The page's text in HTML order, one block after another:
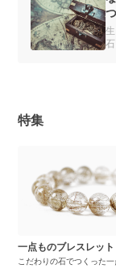
特集
一点ものブレスレット
こだわりの石でつくった